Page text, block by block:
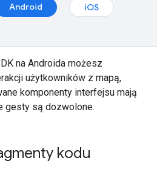
Android
iOS
na Androida możesz
użytkowników z mapą,
komponenty interfejsu mają
gesty są dozwolone.
kodu